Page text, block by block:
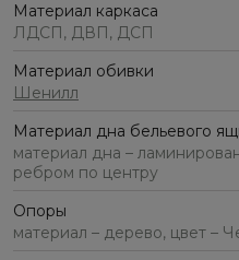
Материал каркаса
ЛДСП, ДВП, ДСП
Материал обивки
Шенилл
Материал дна бельевого
материал дна –
ребром по центру
Опоры
материал – дерево, цвет –